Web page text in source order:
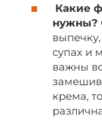
Какие
нужны?
супах и
важны
крема,